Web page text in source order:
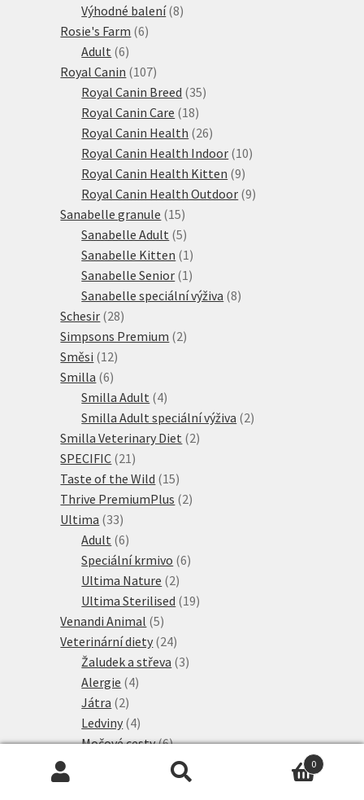
produktů
Výhodné balení 88
Rosie's Farm 66
Adult 66
produktů
Royal Canin 107107
produktů
Royal Canin Breed 3535
Royal Canin Care 1818
produktů
Royal Canin Health 2626
produktů
Royal Canin Health Indoor 1010
Royal Canin Health Kitten 99
produktů
Royal Canin Health Outdoor 99
Sanabelle granule 1515
produktů
Sanabelle Adult 55
produktů
Sanabelle Kitten 1 1
produkt
Sanabelle Senior 1 1
produkt
Sanabelle speciální výživa 88
Schesir 2828
produktů
Simpsons Premium 22
Směsi 1212
Smilla 66
produktů
Smilla Adult 44
produkty
Smilla Adult speciální výživa 22
Smilla Veterinary Diet 22
SPECIFIC 21 21
produktů
Taste of the Wild 1515
produktů
Thrive PremiumPlus 22
Ultima 3333
produktů
Adult 66
produktů
Speciální krmivo 66
Ultima Nature 22
produkty
Ultima Sterilised 1919
Venandi Animal 55
produktů
Veterinární diety 2424
produktů
Žaludek a střeva 33
Alergie 44
Játra 22
produkty
Ledviny 44
produkty
Močové cesty 66
produktů
Nadváha & diabetes
Veterinary & Expert 7575
0